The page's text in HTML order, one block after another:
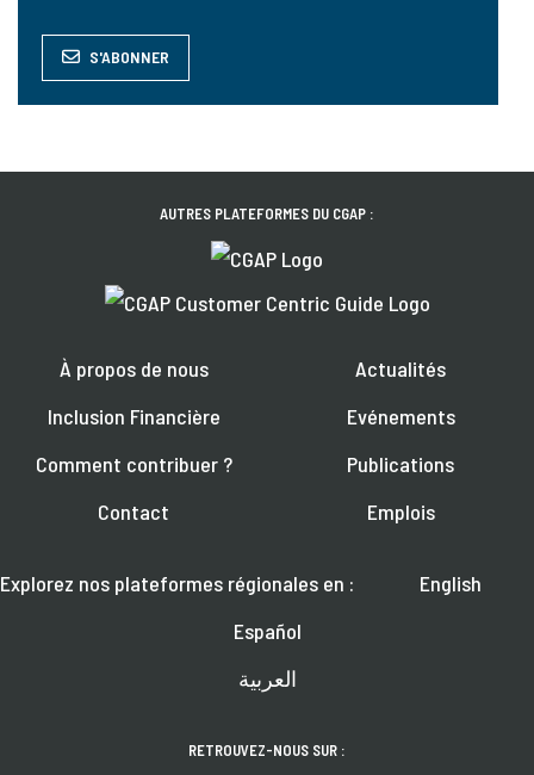
S'ABONNER
AUTRES PLATEFORMES DU CGAP :
À propos de nous
Inclusion Financière
Comment contribuer ?
Contact
Actualités
Evénements
Publications
Emplois
Explorez nos plateformes régionales en :
English
Español
العربية
RETROUVEZ-NOUS SUR :